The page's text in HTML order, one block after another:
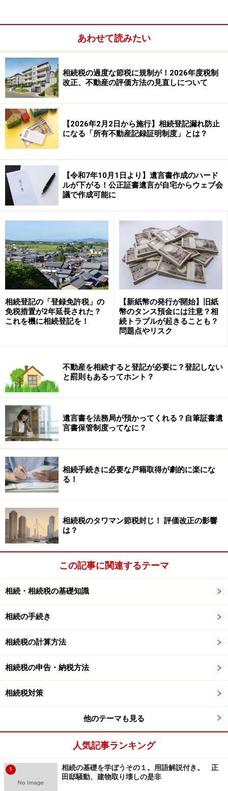
課税」を利用している人が多くいます。そのためか近年
の相続税の税務調査において、相続時精算課税の贈与の
加算が相続税の申告で漏れている
と指摘されることが多くあります。当然に相続税の本税
もかかってしまいます。申
告漏れをしてしまう、どうやらその原因はこの制度の
「落とし穴」にあるようです。
相続時精算課税の落とし穴
この制度には大きな 落とし穴が3つあります。「贈与税
相続税はかかる」「相続発生時までは
時間が空く」「一度利用すると暦年贈与はできなくな
」という点です。税務調査で指摘された納税者から
は、「相続時精算課税を正しく理解できていなかった」
「勘違いをしていた」という声を多く聞きます。
落とし穴1「贈与税はかからなくても相続税
はかかる」
最も多い事例です。贈与税がかからないというだけで相
続時は課税されます
しなければなりません。これを「贈与税がかからず、そ
れで完結していた」という誤解です。納税者は贈与者の
相続時に相続時精算課税の贈与を加算するという認識が
そもそも無かったということです。
落とし穴2「相続発生時までは時間が空く」
るまでに何年もかかることが多く、相続時には贈与を加
算しなければならないと当時は覚えていたものの、「
あわせて読みたい
相続税の過度な節税に規制が！2026年度税制
改正、不動産の評価方法の見直しについて
【2026年2月2日から施行】相続登記漏れ防止
になる「所有不動産記録証明制度」とは？
【令和7年10月1日より】遺言書作成のハード
ルが下がる！公正証書遺言が自宅からウェブ会
議で作成可能に
相続登記の「登録免許税」の
免税措置が2年延長された？
これを機に相続登記を！
【新紙幣の発行が開始】旧紙
幣のタンス預金には注意？相
続トラブルが起きることも？
問題点やリスク
不動産を相続すると登記が必要に？登記しない
と罰則もあるってホント？
遺言書を法務局が預かってくれる？自筆証書遺
言書保管制度ってなに？
相続手続きに必要な戸籍取得が劇的に楽にな
る！
相続税のタワマン節税封じ！ 評価改正の影響
は？
この記事に関連するテーマ
相続・相続税の基礎知識
相続の手続き
相続税の計算方法
相続税の申告・納税方法
相続税対策
他のテーマも見る
人気記事ランキング
1
相続の基礎を学ぼうその１。用語解説付き。 正
田邸騒動、建物取り壊しの是非